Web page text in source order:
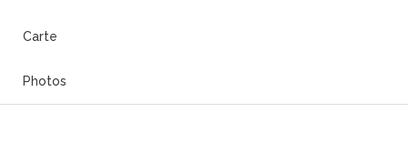
Carte
Photos